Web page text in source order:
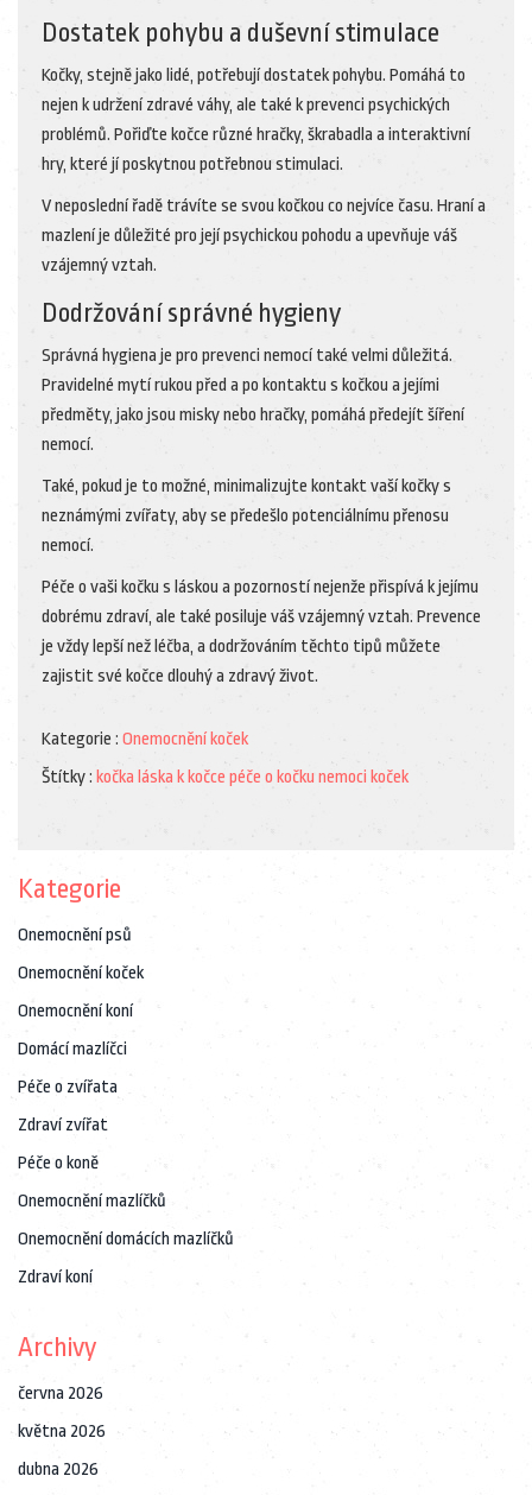
Dostatek pohybu a duševní stimulace
Kočky, stejně jako lidé, potřebují dostatek pohybu. Pomáhá to
nejen k udržení zdravé váhy, ale také k prevenci psychických
problémů. Pořiďte kočce různé hračky, škrabadla a interaktivní
hry, které jí poskytnou potřebnou stimulaci.
V neposlední řadě trávíte se svou kočkou co nejvíce času. Hraní a
mazlení je důležité pro její psychickou pohodu a upevňuje váš
vzájemný vztah.
Dodržování správné hygieny
Správná hygiena je pro prevenci nemocí také velmi důležitá.
Pravidelné mytí rukou před a po kontaktu s kočkou a jejími
předměty, jako jsou misky nebo hračky, pomáhá předejít šíření
nemocí.
Také, pokud je to možné, minimalizujte kontakt vaší kočky s
neznámými zvířaty, aby se předešlo potenciálnímu přenosu
nemocí.
Péče o vaši kočku s láskou a pozorností nejenže přispívá k jejímu
dobrému zdraví, ale také posiluje váš vzájemný vztah. Prevence
je vždy lepší než léčba, a dodržováním těchto tipů můžete
zajistit své kočce dlouhý a zdravý život.
Kategorie : Onemocnění koček
Štítky : kočka láska k kočce péče o kočku nemoci koček
Kategorie
Onemocnění psů
Onemocnění koček
Onemocnění koní
Domácí mazlíčci
Péče o zvířata
Zdraví zvířat
Péče o koně
Onemocnění mazlíčků
Onemocnění domácích mazlíčků
Zdraví koní
Archivy
června 2026
května 2026
dubna 2026